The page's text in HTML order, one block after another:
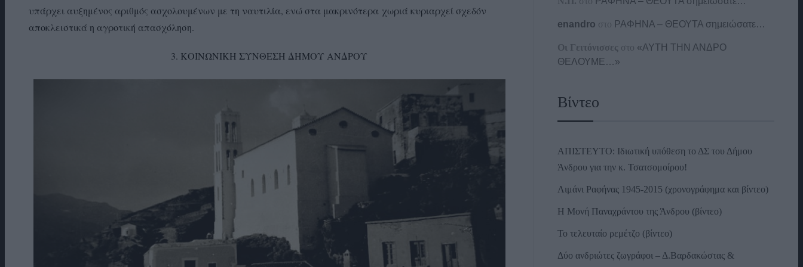
υπάρχει αυξημένος αριθμός ασχολουμένων με τη ναυτιλία, ενώ στα μακρινότερα χωριά κυριαρχεί σχεδόν
αποκλειστικά η αγροτική απασχόληση.
3. ΚΟΙΝΩΝΙΚΗ ΣΥΝΘΕΣΗ ΔΗΜΟΥ ΑΝΔΡΟΥ
enandro στο ΡΑΦΗΝΑ – ΘΕΟΥΤΑ σημειώσατε…
Οι Γειτόνισσες στο «ΑΥΤΗ ΤΗΝ ΑΝΔΡΟ
ΘΕΛΟΥΜΕ…»
Βίντεο
ΑΠΙΣΤΕΥΤΟ: Ιδιωτική υπόθεση το ΔΣ του Δήμου
Άνδρου για την κ. Τσατσομοίρου!
Λιμάνι Ραφήνας 1945-2015 (χρονογράφημα και βίντεο)
Η Μονή Παναχράντου της Άνδρου (βίντεο)
Το τελευταίο ρεμέτζο (βίντεο)
Δύο ανδριώτες ζωγράφοι – Δ.Βαρδακώστας &